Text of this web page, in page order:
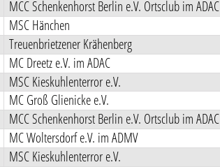
MCC Schenkenhorst Berlin e.V. Ortsclub im ADAC
MSC Hänchen
Treuenbrietzener Krähenberg
MC Dreetz e.V. im ADAC
MSC Kieskuhlenterror e.V.
MC Groß Glienicke e.V.
MCC Schenkenhorst Berlin e.V. Ortsclub im ADAC
MC Woltersdorf e.V. im ADMV
MSC Kieskuhlenterror e.V.